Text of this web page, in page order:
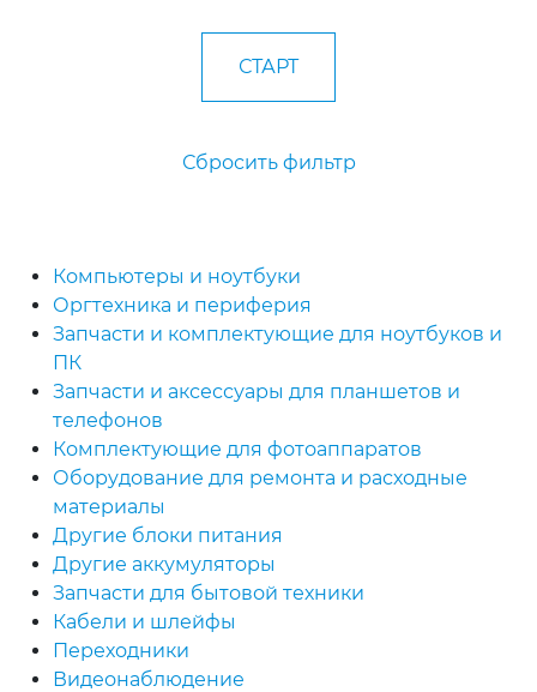
Сбросить фильтр
Компьютеры и ноутбуки
Оргтехника и периферия
Запчасти и комплектующие для ноутбуков и
ПК
Запчасти и аксессуары для планшетов и
телефонов
Комплектующие для фотоаппаратов
Оборудование для ремонта и расходные
материалы
Другие блоки питания
Другие аккумуляторы
Запчасти для бытовой техники
Кабели и шлейфы
Переходники
Видеонаблюдение